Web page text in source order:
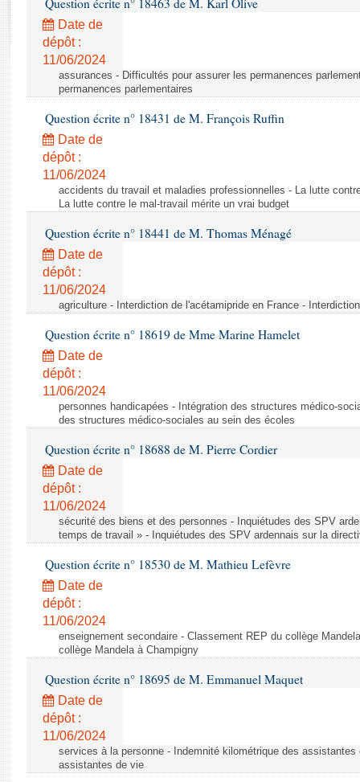
Rapports d'enquête
Rapports législatifs
Rapports sur l'application des lois
Baromètre de l’application des lois
Budget et sécurité sociale
Questions écrites et orales
Comptes rendus des débats
Question écrite n° 18463 de M. Karl Olive
Date de
dépôt :
11/06/2024
assurances - Difficultés pour assurer les permanences
permanences parlementaires
Question écrite n° 18431 de M. François Ruffin
Date de
dépôt :
11/06/2024
accidents du travail et maladies professionnelles - La lutte
La lutte contre le mal-travail mérite un vrai budget
Question écrite n° 18441 de M. Thomas Ménagé
Date de
dépôt :
11/06/2024
agriculture - Interdiction de l'acétamipride en France -
Question écrite n° 18619 de Mme Marine Hamelet
Date de
dépôt :
11/06/2024
personnes handicapées - Intégration des structures médico-
des structures médico-sociales au sein des écoles
Question écrite n° 18688 de M. Pierre Cordier
Date de
dépôt :
11/06/2024
sécurité des biens et des personnes - Inquiétudes des SPV
temps de travail » - Inquiétudes des SPV ardennais sur la
Question écrite n° 18530 de M. Mathieu Lefèvre
Date de
dépôt :
11/06/2024
enseignement secondaire - Classement REP du collège
collège Mandela à Champigny
Question écrite n° 18695 de M. Emmanuel Maquet
Date de
dépôt :
11/06/2024
services à la personne - Indemnité kilométrique des
assistantes de vie